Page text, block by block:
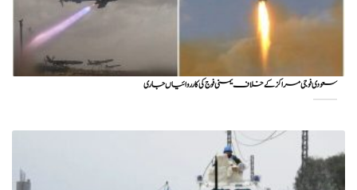
سعودی فوجی مراکز کے خلاف یمنی فوج کی کارروائیاں جاری